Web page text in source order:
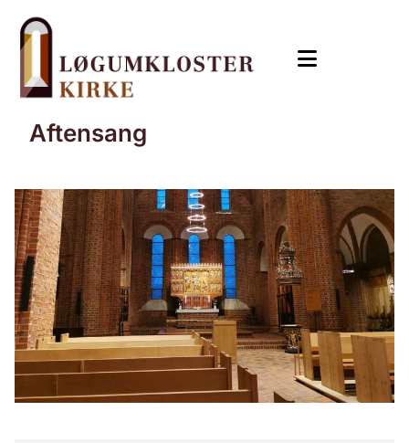
Aftensang